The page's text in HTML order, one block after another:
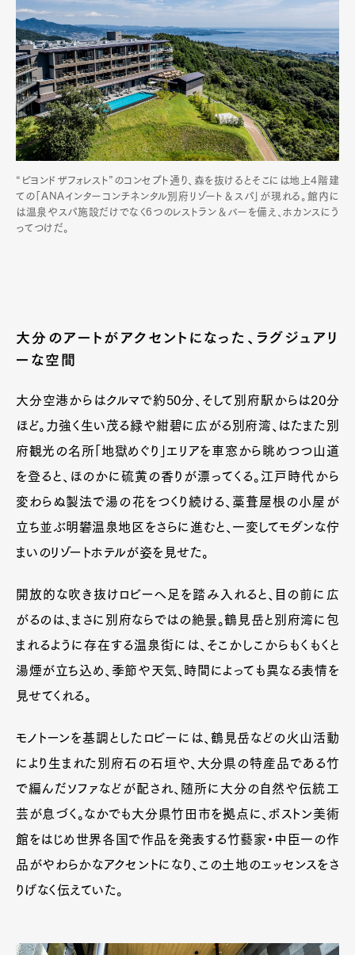
Gourmet Cars
Product Culture Lifestyle
“ビヨンドザフォレスト”のコンセプト通り、森を抜けるとそこには地上4階建
ての「ANAインターコンチネンタル別府リゾート＆スパ」が現れる。館内に
は温泉やスパ施設だけでなく6つのレストラン＆バーを備え、ホカンスにう
ってつけだ。
大分のアートがアクセントになった、ラグジュアリ
ーな空間
大分空港からはクルマで約50分、そして別府駅からは20分
ほど。力強く生い茂る緑や紺碧に広がる別府湾、はたまた別
府観光の名所「地獄めぐり」エリアを車窓から眺めつつ山道
を登ると、ほのかに硫黄の香りが漂ってくる。江戸時代から
変わらぬ製法で湯の花をつくり続ける、藁葺屋根の小屋が
立ち並ぶ明礬温泉地区をさらに進むと、一変してモダンな佇
まいのリゾートホテルが姿を見せた。
開放的な吹き抜けロビーへ足を踏み入れると、目の前に広
がるのは、まさに別府ならではの絶景。鶴見岳と別府湾に包
まれるように存在する温泉街には、そこかしこからもくもくと
湯煙が立ち込め、季節や天気、時間によっても異なる表情を
見せてくれる。
モノトーンを基調としたロビーには、鶴見岳などの火山活動
により生まれた別府石の石垣や、大分県の特産品である竹
で編んだソファなどが配され、随所に大分の自然や伝統工
芸が息づく。なかでも大分県竹田市を拠点に、ボストン美術
館をはじめ世界各国で作品を発表する竹藝家・中臣一の作
品がやわらかなアクセントになり、この土地のエッセンスをさ
りげなく伝えていた。